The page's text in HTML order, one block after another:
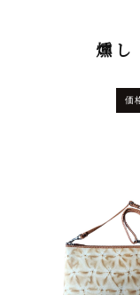
燻
価